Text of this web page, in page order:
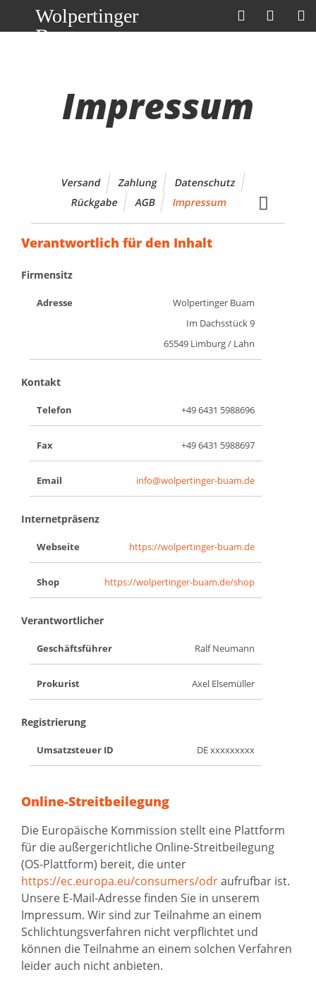
Wolpertinger
Buam
Impressum
Versand Zahlung
Datenschutz
Rückgabe
AGB Impressum
Verantwortlich für den Inhalt
Firmensitz
Adresse
Wolpertinger Buam
Im Dachsstück 9
65549 Limburg / Lahn
Kontakt
Telefon +49 6431 5988696
Fax +49 6431 5988697
Email info@wolpertinger-buam.de
Internetpräsenz
Webseite https://wolpertinger-buam.de
Shop https://wolpertinger-buam.de/shop
Verantwortlicher
Geschäftsführer Ralf Neumann
Prokurist Axel Elsemüller
Registrierung
Umsatzsteuer ID DE xxxxxxxxx
Online-Streitbeilegung
Die Europäische Kommission stellt eine Plattform
für die außergerichtliche Online-Streitbeilegung
(OS-Plattform) bereit, die unter
https://ec.europa.eu/consumers/odraufrufbar ist.
Unsere E-Mail-Adresse finden Sie in unserem
Impressum. Wir sind zur Teilnahme an einem
Schlichtungsverfahren nicht verpflichtet und
können die Teilnahme an einem solchen Verfahren
leider auch nicht anbieten.